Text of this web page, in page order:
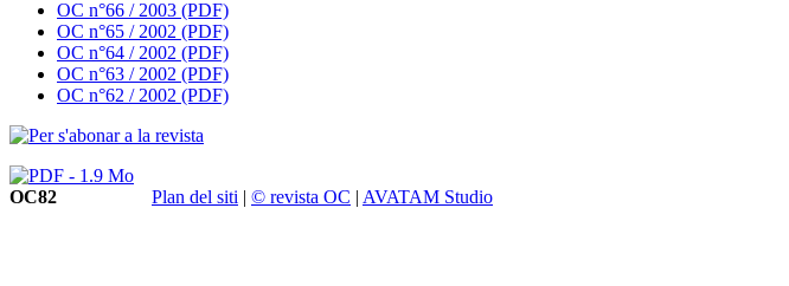
OC n°66 / 2003 (PDF)
OC n°65 / 2002 (PDF)
OC n°64 / 2002 (PDF)
OC n°63 / 2002 (PDF)
OC n°62 / 2002 (PDF)
OC82 Plan del siti | © revista OC | AVATAM Studio